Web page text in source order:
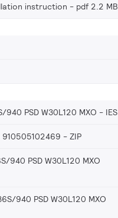
instruction pdf 2.2 MB
940 PSD W30L120 MXO IES
ZIP
940 PSD W30L120 MXO
940 PSD W30L120 MXO